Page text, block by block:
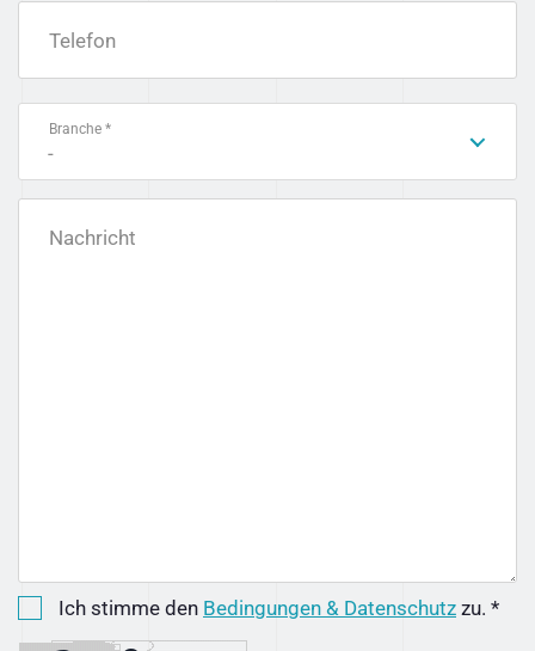
Telefon
Branche *
-
Nachricht
Ich stimme den Bedingungen & Datenschutz zu. *